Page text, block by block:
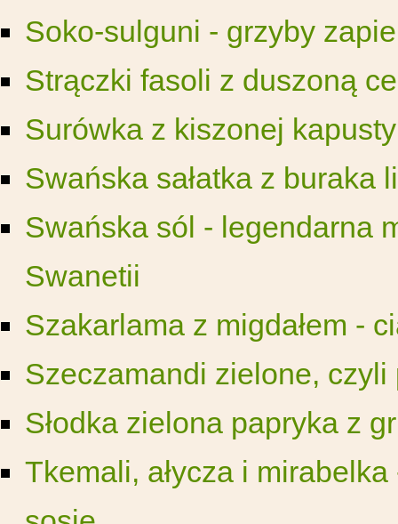
Soko-sulguni - grzyby
Strączki fasoli z duszoną
Surówka z kiszonej
Swańska sałatka z buraka
Swańska sól - legendarna
Swanetii
Szakarlama z migdałem -
Szeczamandi zielone, czyli
Słodka zielona papryka z
Tkemali, ałycza i